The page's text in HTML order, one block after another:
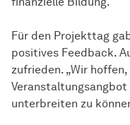
Für den Projekttag
positives Feedback.
zufrieden. „Wir
unterbreiten zu